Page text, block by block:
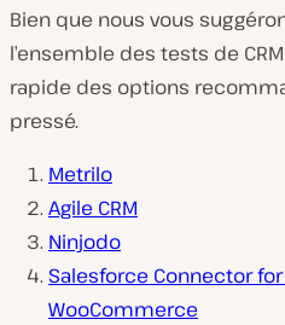
Bien que nous vous
l’ensemble des tests de
rapide des options
pressé.
Metrilo
Agile CRM
Ninjodo
Salesforce Connector
WooCommerce